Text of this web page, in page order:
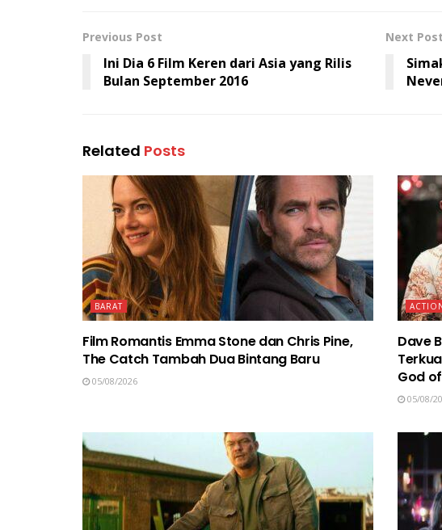
Previous Post
Ini Dia 6 Film Keren dari Asia yang Rilis
Bulan September 2016
Next Post
Related Posts
BARAT
Film Romantis Emma Stone dan Chris Pine,
The Catch Tambah Dua Bintang Baru
05/08/2026
Dave
God
05/08/